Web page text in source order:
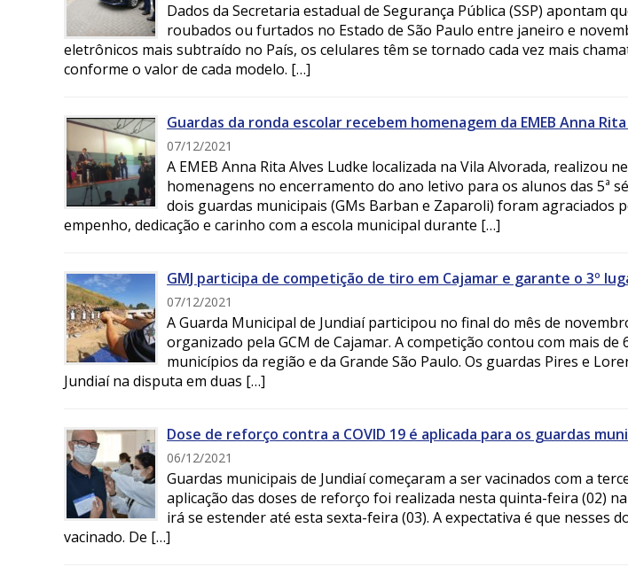
Dados da Secretaria estadual de Segurança Pública (SSP) apontam
roubados ou furtados no Estado de São Paulo entre janeiro e
eletrônicos mais subtraído no País, os celulares têm se tornado cada vez mais
conforme o valor de cada modelo. […]
Guardas da ronda escolar recebem homenagem da EMEB Anna
07/12/2021
A EMEB Anna Rita Alves Ludke localizada na Vila Alvorada, realizou
homenagens no encerramento do ano letivo para os alunos das 5ª
dois guardas municipais (GMs Barban e Zaparoli) foram agraciados
empenho, dedicação e carinho com a escola municipal durante […]
GMJ participa de competição de tiro em Cajamar e garante o 3º
07/12/2021
A Guarda Municipal de Jundiaí participou no final do mês de
organizado pela GCM de Cajamar. A competição contou com mais
municípios da região e da Grande São Paulo. Os guardas Pires e
Jundiaí na disputa em duas […]
Dose de reforço contra a COVID 19 é aplicada para os guardas
06/12/2021
Guardas municipais de Jundiaí começaram a ser vacinados com a
aplicação das doses de reforço foi realizada nesta quinta-feira (02)
irá se estender até esta sexta-feira (03). A expectativa é que nesses
vacinado. De […]